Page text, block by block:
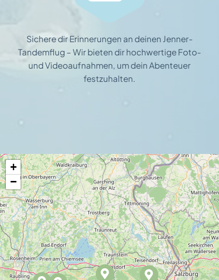
Sichere dir Erinnerungen an deinen Jenner-
Tandemflug – Wir bieten dir hochwertige Foto-
und Videoaufnahmen, um dein Abenteuer
festzuhalten.
+
−